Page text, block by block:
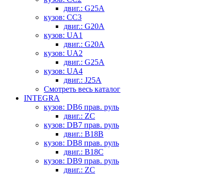
двиг.: G25A
кузов: CC3
двиг.: G20A
кузов: UA1
двиг.: G20A
кузов: UA2
двиг.: G25A
кузов: UA4
двиг.: J25A
Смотреть весь каталог
INTEGRA
кузов: DB6 прав. руль
двиг.: ZC
кузов: DB7 прав. руль
двиг.: B18B
кузов: DB8 прав. руль
двиг.: B18C
кузов: DB9 прав. руль
двиг.: ZC